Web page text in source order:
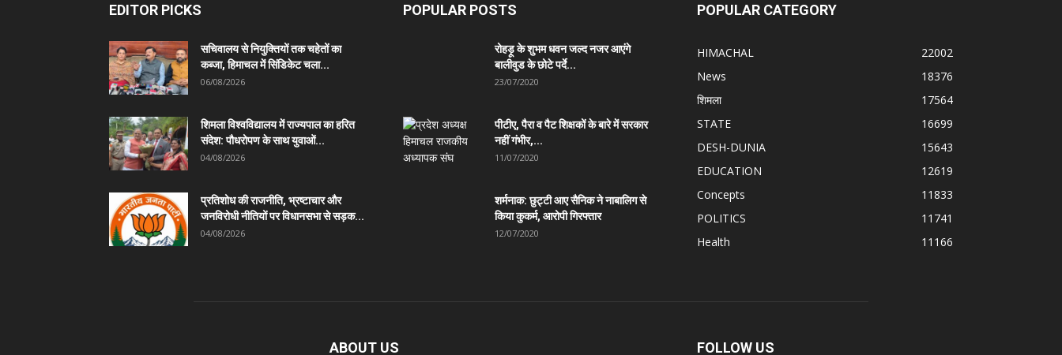
EDITOR PICKS
सचिवालय से नियुक्तियों तक चहेतों का
कब्जा, हिमाचल में सिंडिकेट चला...
06/08/2026
शिमला विश्वविद्यालय में राज्यपाल का हरित
संदेश: पौधरोपण के साथ युवाओं...
04/08/2026
प्रतिशोध की राजनीति, भ्रष्टाचार और
जनविरोधी नीतियों पर विधानसभा से सड़क...
04/08/2026
POPULAR POSTS
रोहड़ू के शुभम धवन जल्द नजर आएंगे
बालीवुड के छोटे पर्दे...
23/07/2020
पीटीए, पैरा व पैट शिक्षकों के बारे में सरकार
नहीं गंभीर,...
11/07/2020
शर्मनाक: छुट्टी आए सैनिक ने नाबालिग से
किया कुकर्म, आरोपी गिरफ्तार
12/07/2020
POPULAR CATEGORY
HIMACHAL
22002
News
18376
शिमला
17564
STATE
16699
DESH-DUNIA
15643
EDUCATION
12619
Concepts
11833
POLITICS
11741
Health
11166
ABOUT US FOLLOW US